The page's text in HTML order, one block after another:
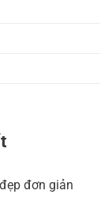
đơn giản